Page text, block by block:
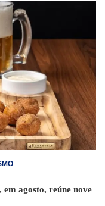
agosto, reúne nove